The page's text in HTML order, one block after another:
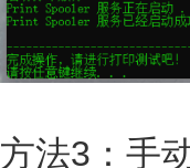
方法3：手